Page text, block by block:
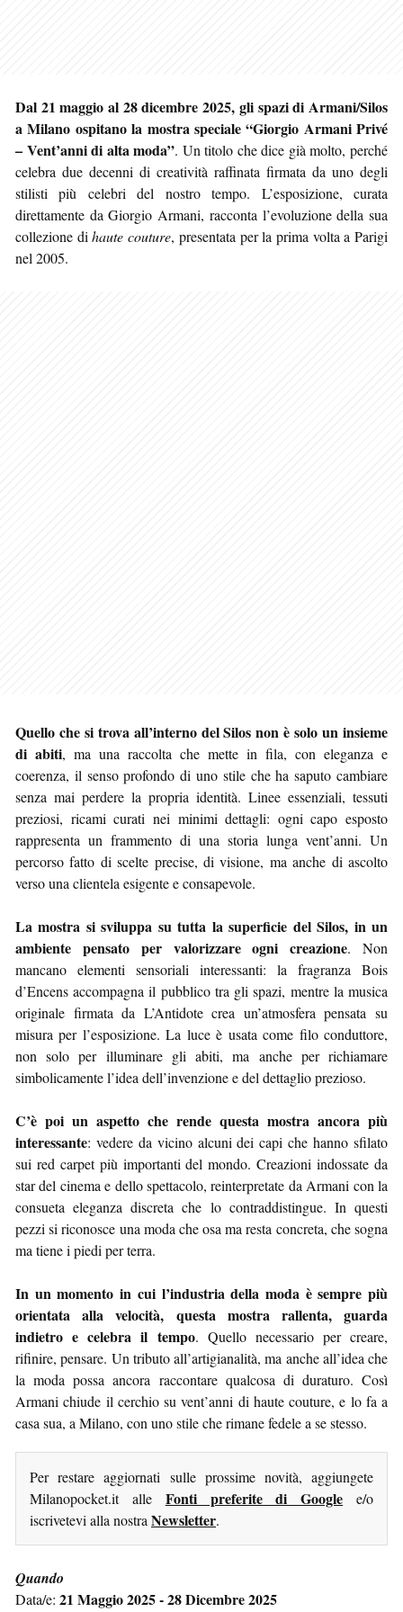
Dal 21 maggio al 28 dicembre 2025, gli spazi di Armani/Silos
a Milano ospitano la mostra speciale “Giorgio Armani Privé
– Vent’anni di alta moda”. Un titolo che dice già molto, perché
celebra due decenni di creatività raffinata firmata da uno degli
stilisti più celebri del nostro tempo. L’esposizione, curata
direttamente da Giorgio Armani, racconta l’evoluzione della sua
collezione dihaute couture, presentata per la prima volta a Parigi
nel 2005.
Quello che si trova all’interno del Silos non è solo un insieme
di abiti, ma una raccolta che mette in fila, con eleganza e
coerenza, il senso profondo di uno stile che ha saputo cambiare
senza mai perdere la propria identità. Linee essenziali, tessuti
preziosi, ricami curati nei minimi dettagli: ogni capo esposto
rappresenta un frammento di una storia lunga vent’anni. Un
percorso fatto di scelte precise, di visione, ma anche di ascolto
verso una clientela esigente e consapevole.
La mostra si sviluppa su tutta la superficie del Silos, in un
ambiente pensato per valorizzare ogni creazione. Non
mancano elementi sensoriali interessanti: la fragranza Bois
d’Encens accompagna il pubblico tra gli spazi, mentre la musica
originale firmata da L’Antidote crea un’atmosfera pensata su
misura per l’esposizione. La luce è usata come filo conduttore,
non solo per illuminare gli abiti, ma anche per richiamare
simbolicamente l’idea dell’invenzione e del dettaglio prezioso.
C’è poi un aspetto che rende questa mostra ancora più
interessante: vedere da vicino alcuni dei capi che hanno sfilato
sui red carpet più importanti del mondo. Creazioni indossate da
star del cinema e dello spettacolo, reinterpretate da Armani con la
consueta eleganza discreta che lo contraddistingue. In questi
pezzi si riconosce una moda che osa ma resta concreta, che sogna
ma tiene i piedi per terra.
In un momento in cui l’industria della moda è sempre più
orientata alla velocità, questa mostra rallenta, guarda
indietro e celebra il tempo. Quello necessario per creare,
rifinire, pensare. Un tributo all’artigianalità, ma anche all’idea che
la moda possa ancora raccontare qualcosa di duraturo. Così
Armani chiude il cerchio su vent’anni di haute couture, e lo fa a
casa sua, a Milano, con uno stile che rimane fedele a se stesso.
Per restare aggiornati sulle prossime novità, aggiungete
Milanopocket.it alle Fonti preferite di Google e/o
iscrivetevi alla nostra Newsletter.
Quando
Data/e: 21 Maggio 2025 - 28 Dicembre 2025